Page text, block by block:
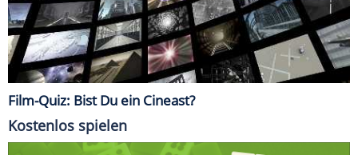
Film-Quiz: Bist Du ein Cineast?
Kostenlos spielen